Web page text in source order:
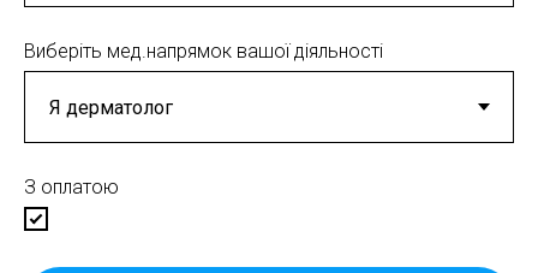
Виберіть мед.напрямок вашої діяльності
З оплатою